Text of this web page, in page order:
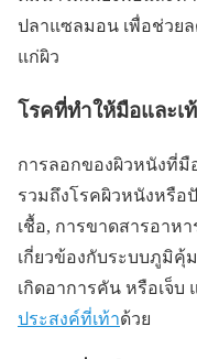
ปลาแซลมอน เพื่อช่วย
แก่ผิว
โรคที่ทำให้มือและเ
การลอกของผิวหนังที่มื
รวมถึงโรคผิวหนังหรื
เชื้อ, การขาดสารอาห
เกี่ยวข้องกับระบบภูมิคุ้
เกิดอาการคัน หรือเจ็
ประสงค์ที่เท้าด้วย